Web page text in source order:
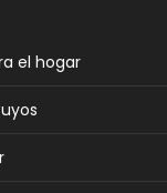
el hogar